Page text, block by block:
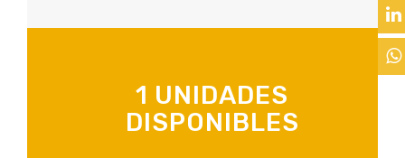
1 UNIDADES
DISPONIBLES